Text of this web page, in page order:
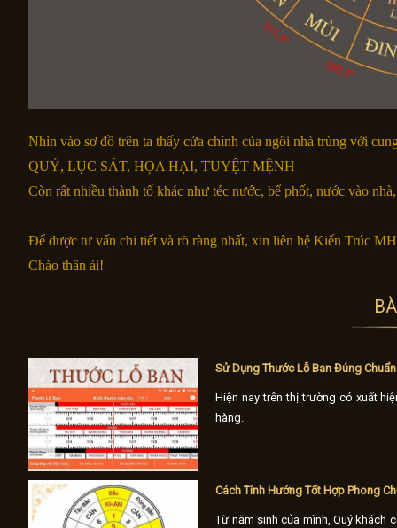
Nhìn vào sơ đồ trên ta thấy cửa chính của ngôi nhà trùng với
QUỶ, LỤC SÁT, HỌA HẠI, TUYỆT MỆNH
Còn rất nhiều thành tố khác như téc nước, bể phốt, nước vào
Để được tư vấn chi tiết và rõ ràng nhất, xin liên hệ Kiến Trúc
Chào thân ái!
Sử Dụng Thước Lỗ Ban Đúng
Hiện nay trên thị trường có xuất
hàng.
Cách Tính Hướng Tốt Hợp Phong
Từ năm sinh của mình, Quý khách